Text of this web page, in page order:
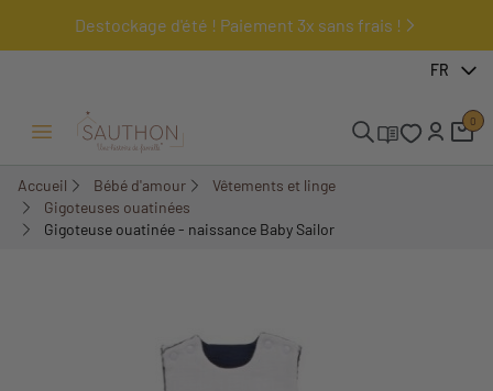
Destockage d'été ! Paiement 3x sans frais !
FR
Ouvrir/Fermer menu
0
Accueil Bébé d'amour
Vêtements et linge
Gigoteuses ouatinées
Gigoteuse ouatinée - naissance Baby Sailor
-30,01%